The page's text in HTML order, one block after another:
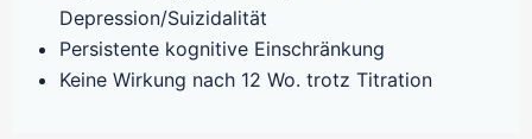
Depression/Suizidalität
Persistente kognitive Einschränkung
Keine Wirkung nach 12 Wo. trotz Titration